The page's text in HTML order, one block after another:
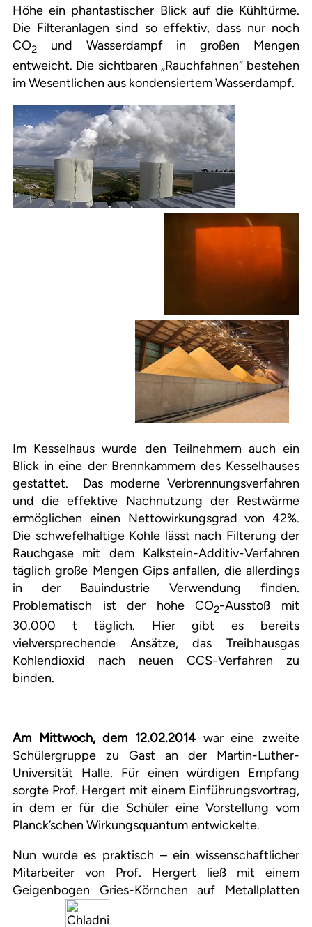
Höhe ein phantastischer Blick auf die Kühltürme.
Die Filteranlagen sind so effektiv, dass nur noch
CO2
und Wasserdampf in großen Mengen
entweicht. Die sichtbaren „Rauchfahnen“ bestehen
im Wesentlichen aus kondensiertem Wasserdampf.
Im Kesselhaus wurde den Teilnehmern auch ein
Blick in eine der Brennkammern des Kesselhauses
gestattet. Das moderne Verbrennungsverfahren
und die effektive Nachnutzung der Restwärme
ermöglichen einen Nettowirkungsgrad von 42%.
Die schwefelhaltige Kohle lässt nach Filterung der
Rauchgase mit dem Kalkstein-Additiv-Verfahren
täglich große Mengen Gips anfallen, die allerdings
in der Bauindustrie Verwendung finden.
Problematisch ist der hohe CO2-Ausstoß mit
30.000 t täglich. Hier gibt es bereits
vielversprechende Ansätze, das Treibhausgas
Kohlendioxid nach neuen CCS-Verfahren zu
binden.
Am Mittwoch, dem 12.02.2014war eine zweite
Schülergruppe zu Gast an der Martin-Luther-
Universität Halle. Für einen würdigen Empfang
sorgte Prof. Hergert mit einem Einführungsvortrag,
in dem er für die Schüler eine Vorstellung vom
Planck’schen Wirkungsquantum entwickelte.
Nun wurde es praktisch – ein wissenschaftlicher
Mitarbeiter von Prof. Hergert ließ mit einem
Geigenbogen Gries-Körnchen auf Metallplatten